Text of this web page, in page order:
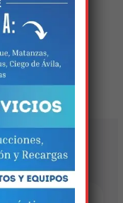
estará
pela